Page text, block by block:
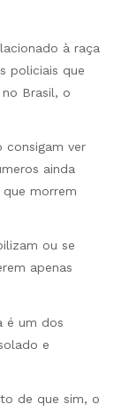
à raça
policiais que
Brasil, o
consigam ver
ainda
morrem
ou se
apenas
é um dos
e
de que sim, o